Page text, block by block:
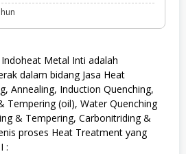
Metal Inti adalah
dalam bidang Jasa Heat
Annealing, Induction Quenching,
Tempering (oil), Water Quenching
& Tempering, Carbonitriding &
рrоѕеѕ Hеаt Treatment yang
: